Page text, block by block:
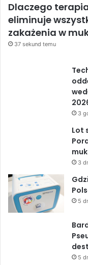
Dlaczego
eliminuje
zakażenia w
37 sekund temu
3
Lot
3
5
5